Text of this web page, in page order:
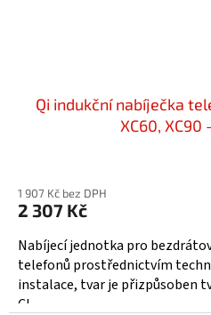
Qi indukční nabíječka
XC60, XC90
1 907 Kč bez DPH
2 307 Kč
Nabíjecí jednotka pro
telefonů prostřednictvím
instalace, tvar je přizpůsoben
CL...